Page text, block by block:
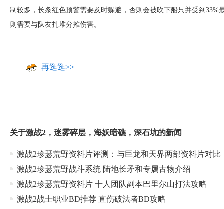
制较多，长条红色预警需要及时躲避，否则会被吹下船只并受到
则需要与队友扎堆分摊伤害。
再逛逛>>
关于激战2 ， 迷雾碎层 ， 海妖暗礁， 深石坑的新闻
激战2珍瑟荒野资料片评测：与巨龙和天界两部资料片对比
激战2珍瑟荒野战斗系统 陆地长矛和专属古物介绍
激战2珍瑟荒野资料片 十人团队副本巴里尔山打法攻略
激战2战士职业BD推荐 直伤破法者BD攻略